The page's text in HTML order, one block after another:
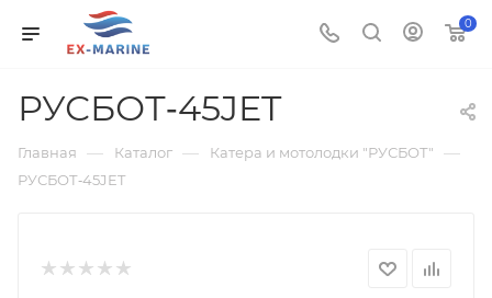
0
РУСБОТ‑45JET
Главная — Каталог — Катера и мотолодки "РУСБОТ" —
РУСБОТ‑45JET